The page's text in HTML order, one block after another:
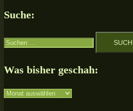
Suche:
Suchen
nach:
Was bisher geschah:
Was